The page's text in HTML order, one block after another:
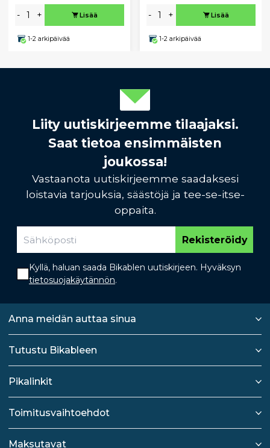
- + Lisää
1-2 arkipäivää
- + Lisää
1-2 arkipäivää
Liity uutiskirjeemme tilaajaksi.
Saat tietoa ensimmäisten
joukossa!
Vastaanota uutiskirjeemme saadaksesi
loistavia tarjouksia, säästöjä ja tee-se-itse-
oppaita.
Rekisteröidy
Kyllä, haluan saada Bikablen uutiskirjeen. Hyväksyn
tietosuojakäytännön.
Anna meidän auttaa sinua
Tutustu Bikableen
Pikalinkit
Toimitusvaihtoehdot
Maksutavat